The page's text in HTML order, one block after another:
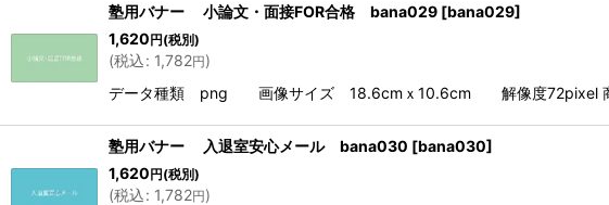
塾用バナー 小論文・面接FOR合格 bana029 [bana029]
1,620円(税別)
(税込: 1,782円)
データ種類 png 画像サイズ 18.6cmｘ10.6cm 解像度72pixel 商
塾用バナー 入退室安心メール bana030 [bana030]
1,620円(税別)
(税込: 1,782円)